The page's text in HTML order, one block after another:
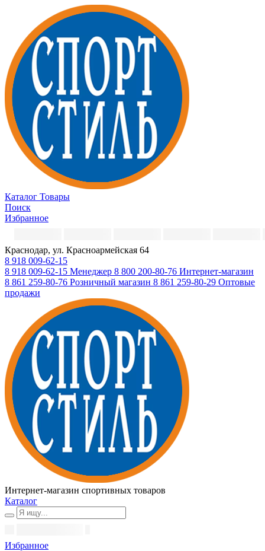
Каталог Товары
Поиск
Избранное
Краснодар, ул. Красноармейская 64
8 918 009-62-15
8 918 009-62-15 Менеджер 8 800 200-80-76 Интернет-магазин
8 861 259-80-76 Розничный магазин 8 861 259-80-29 Оптовые
продажи
Интернет-магазин спортивных товаров
Каталог
Избранное